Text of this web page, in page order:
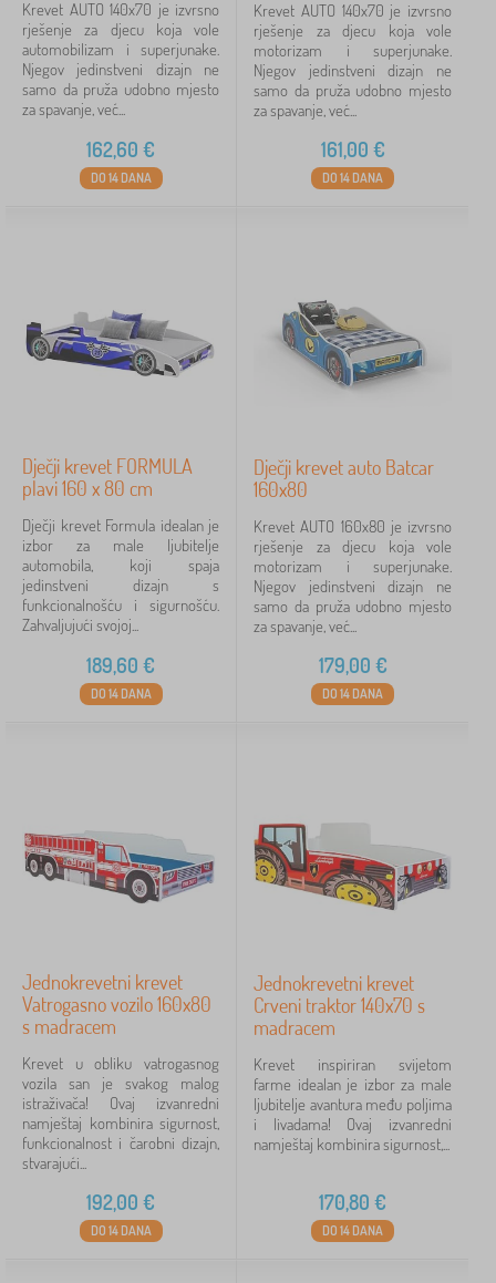
Krevet AUTO 140x70 je izvrsno
rješenje za djecu koja vole
automobilizam i superjunake.
Njegov jedinstveni dizajn ne
samo da pruža udobno mjesto
za spavanje, već...
162,60 €
DO 14 DANA
Krevet AUTO 140x70 je izvrsno
rješenje za djecu koja vole
motorizam i superjunake.
Njegov jedinstveni dizajn ne
samo da pruža udobno mjesto
za spavanje, već...
161,00 €
DO 14 DANA
Dječji krevet FORMULA
plavi 160 x 80 cm
Dječji krevet Formula idealan je
izbor za male ljubitelje
automobila, koji spaja
jedinstveni dizajn s
funkcionalnošću i sigurnošću.
Zahvaljujući svojoj...
189,60 €
DO 14 DANA
Dječji krevet auto Batcar
160x80
Krevet AUTO 160x80 je izvrsno
rješenje za djecu koja vole
motorizam i superjunake.
Njegov jedinstveni dizajn ne
samo da pruža udobno mjesto
za spavanje, već...
179,00 €
DO 14 DANA
Jednokrevetni krevet
Vatrogasno vozilo 160x80
s madracem
Krevet u obliku vatrogasnog
vozila san je svakog malog
istraživača! Ovaj izvanredni
namještaj kombinira sigurnost,
funkcionalnost i čarobni dizajn,
stvarajući...
192,00 €
DO 14 DANA
Jednokrevetni krevet
Crveni traktor 140x70 s
madracem
Krevet inspiriran svijetom
farme idealan je izbor za male
ljubitelje avantura među poljima
i livadama! Ovaj izvanredni
namještaj kombinira sigurnost,...
170,80 €
DO 14 DANA